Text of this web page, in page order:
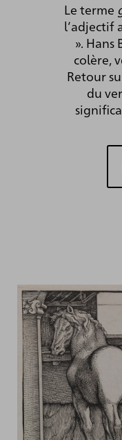
Le terme
l’adjectif
».
colère,
Retour
du